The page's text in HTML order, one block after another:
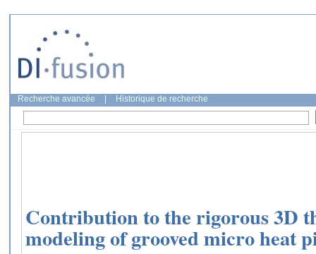
Recherche avancée Historique de recherche
Contribution to the rigorous 3D
modeling of grooved micro heat